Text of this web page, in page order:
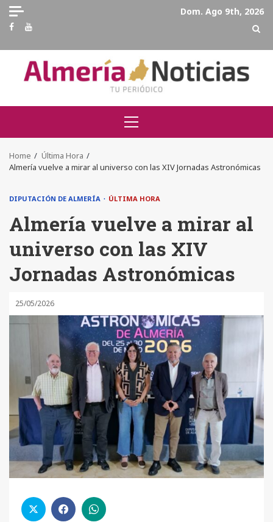
Skip
content
Dom. Ago 9th, 2026
Facebook
Youtube
Primary
Menu
Home
Última Hora
Almería vuelve a mirar al universo con las XIV Jornadas Astronómicas
DIPUTACIÓN DE ALMERÍA ÚLTIMA HORA
Almería vuelve a mirar al
universo con las XIV
Jornadas Astronómicas
25/05/2026